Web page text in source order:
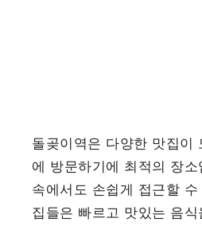
돌곶이역은 다양한 맛집이
에 방문하기에 최적의 장
속에서도 손쉽게 접근할
집들은 빠르고 맛있는 음